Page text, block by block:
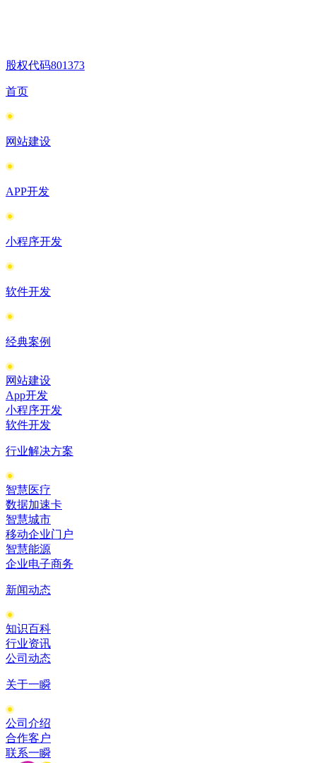
股权代码801373
首页
网站建设
APP开发
小程序开发
软件开发
经典案例
网站建设
App开发
小程序开发
软件开发
行业解决方案
智慧医疗
数据加速卡
智慧城市
移动企业门户
智慧能源
企业电子商务
新闻动态
知识百科
行业资讯
公司动态
关于一瞬
公司介绍
合作客户
联系一瞬